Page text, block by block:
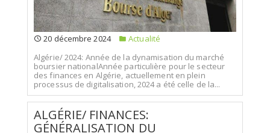
20 décembre 2024
Actualité
Algérie/ 2024: Année de la dynamisation du marché
boursier nationalAnnée particulière pour le secteur
des finances en Algérie, actuellement en plein
processus de digitalisation, 2024 a été celle de la...
ALGÉRIE/ FINANCES:
GÉNÉRALISATION DU